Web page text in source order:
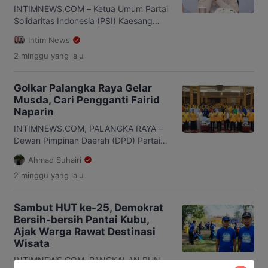
digelar di Ballroom Aquarius Boutique
Hotel, Palangka Raya, […]
INTIMNEWS.COM – Ketua Umum Partai
Solidaritas Indonesia (PSI) Kaesang
sebagai calon anggota DPR RI pada
Pemilu Legislatif 2029. Ia memilih
Sukoharjo, Klaten, dan Boyolali.
Kaesang menyampaikan rencana
tersebut saat menghadiri Rapat
Koordinasi Daerah (Rakorda) DPD PSI
Kota Solo, Sabtu malam, 25 […]
Intim News
2 minggu yang lalu
Golkar Palangka Raya Gelar
Musda, Cari Pengganti Fairid
Naparin
INTIMNEWS.COM, PALANGKA RAYA –
Dewan Pimpinan Daerah (DPD) Partai
Golkar Kota Palangka Raya menggelar
Musyawarah Daerah (Musda) XI di
Ballroom Aquarius Boutique Hotel,
DPD Partai Golkar Kalimantan Tengah
(Kalteng), Forum Koordinasi Pimpinan
Daerah (Forkopimda), pengurus, serta
kader Golkar dari berbagai tingkatan.
Forum lima tahunan […]
Ahmad Suhairi
2 minggu yang lalu
Sambut HUT ke-25, Demokrat
Bersih-bersih Pantai Kubu,
Ajak Warga Rawat Destinasi
Wisata
INTIMNEWS.COM, PANGKALAN BUN –